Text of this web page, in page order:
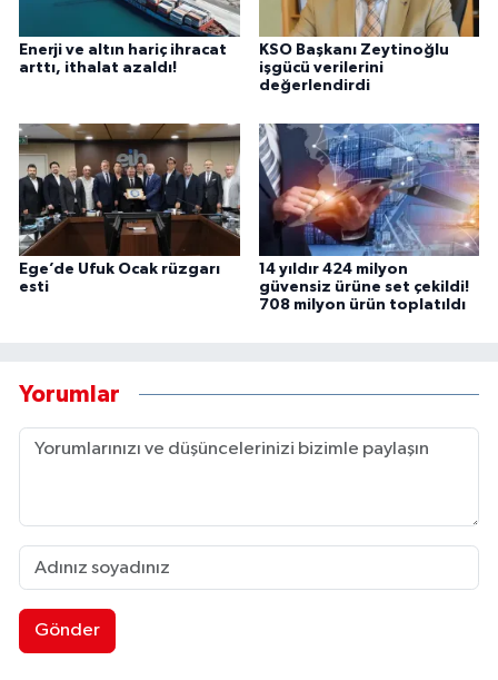
Enerji ve altın hariç ihracat
arttı, ithalat azaldı!
KSO Başkanı Zeytinoğlu
işgücü verilerini
değerlendirdi
Ege’de Ufuk Ocak rüzgarı
esti
14 yıldır 424 milyon
güvensiz ürüne set çekildi!
708 milyon ürün toplatıldı
Yorumlar
Gönder